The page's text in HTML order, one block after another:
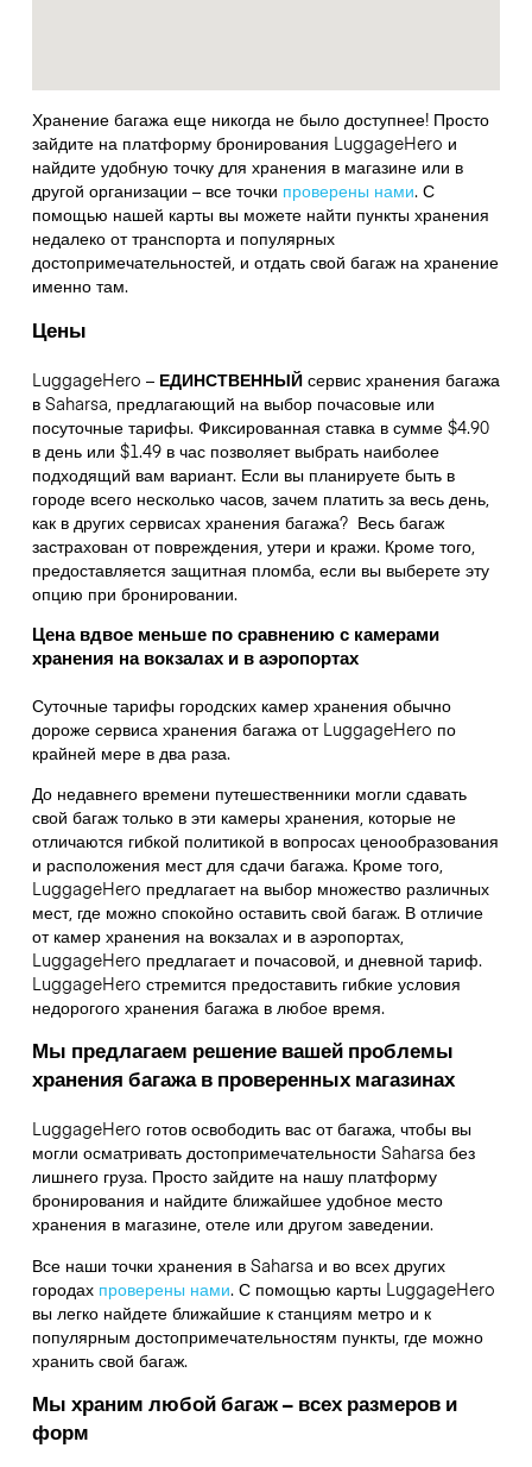
Хранение багажа еще никогда не было доступнее! Просто
зайдите на платформу бронирования LuggageHero и
найдите удобную точку для хранения в магазине или в
другой организации – все точки проверены нами. С
помощью нашей карты вы можете найти пункты хранения
недалеко от транспорта и популярных
достопримечательностей, и отдать свой багаж на хранение
именно там.
Цены
LuggageHero – ЕДИНСТВЕННЫЙсервис хранения багажа
в Saharsa, предлагающий на выбор почасовые или
посуточные тарифы. Фиксированная ставка в сумме $4.90
в день или $1.49 в час позволяет выбрать наиболее
подходящий вам вариант. Если вы планируете быть в
городе всего несколько часов, зачем платить за весь день,
как в других сервисах хранения багажа? Весь багаж
застрахован от повреждения, утери и кражи. Кроме того,
предоставляется защитная пломба, если вы выберете эту
опцию при бронировании.
Цена вдвое меньше по сравнению с камерами
хранения на вокзалах и в аэропортах
Суточные тарифы городских камер хранения обычно
дороже сервиса хранения багажа от LuggageHero по
крайней мере в два раза.
До недавнего времени путешественники могли сдавать
свой багаж только в эти камеры хранения, которые не
отличаются гибкой политикой в вопросах ценообразования
и расположения мест для сдачи багажа. Кроме того,
LuggageHero предлагает на выбор множество различных
мест, где можно спокойно оставить свой багаж. В отличие
от камер хранения на вокзалах и в аэропортах,
LuggageHero предлагает и почасовой, и дневной тариф.
LuggageHero стремится предоставить гибкие условия
недорогого хранения багажа в любое время.
Мы предлагаем решение вашей проблемы
хранения багажа в проверенных магазинах
LuggageHero готов освободить вас от багажа, чтобы вы
могли осматривать достопримечательности Saharsa без
лишнего груза. Просто зайдите на нашу платформу
бронирования и найдите ближайшее удобное место
хранения в магазине, отеле или другом заведении.
Все наши точки хранения в Saharsa и во всех других
городах проверены нами. С помощью карты LuggageHero
вы легко найдете ближайшие к станциям метро и к
популярным достопримечательностям пункты, где можно
хранить свой багаж.
Мы храним любой багаж – всех размеров и
форм